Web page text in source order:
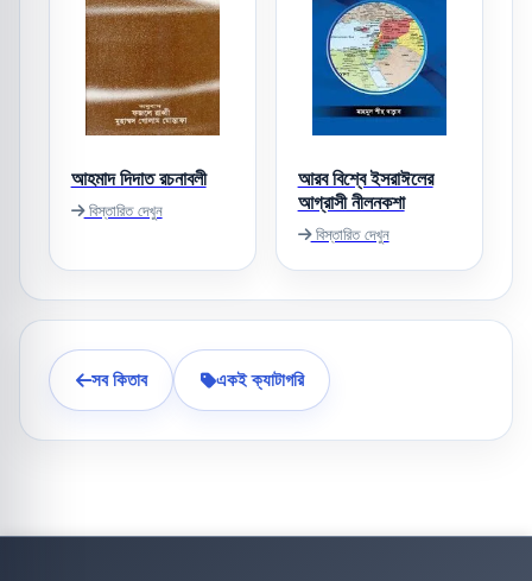
আহমাদ দিদাত রচনাবলী
বিস্তারিত দেখুন
আরব বিশ্বে ইসরাঈলের
আগ্রাসী নীলনকশা
বিস্তারিত দেখুন
সব কিতাব একই ক্যাটাগরি